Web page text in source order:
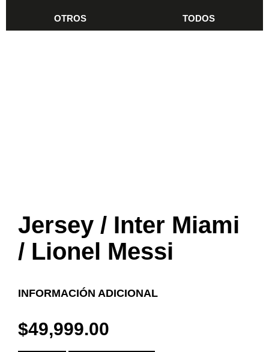
OTROS TODOS
Jersey / Inter Miami
/ Lionel Messi
INFORMACIÓN ADICIONAL
$49,999.00